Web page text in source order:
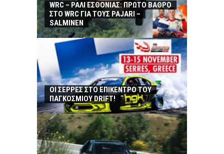
WRC – ΡΑΛΙ ΕΣΘΟΝΙΑΣ: ΠΡΩΤΟ ΒΑΘΡΟ
ΣΤΟ WRC ΓΙΑ ΤΟΥΣ PAJARI –
SALMINEN
ΟΙ ΣΕΡΡΕΣ ΣΤΟ ΕΠΙΚΕΝΤΡΟ ΤΟΥ
ΠΑΓΚΟΣΜΙΟΥ DRIFT!